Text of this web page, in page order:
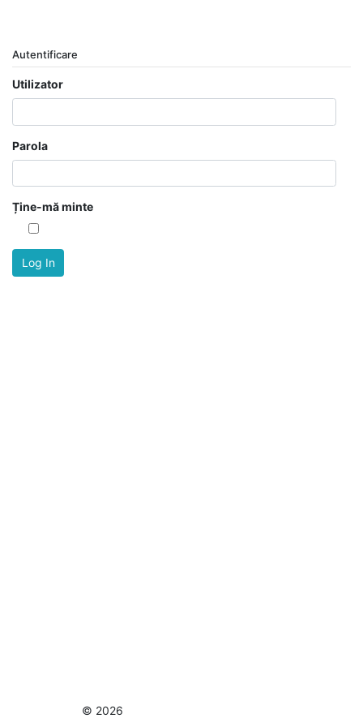
Autentificare
Utilizator
Parola
Ține-mă minte
© 2026